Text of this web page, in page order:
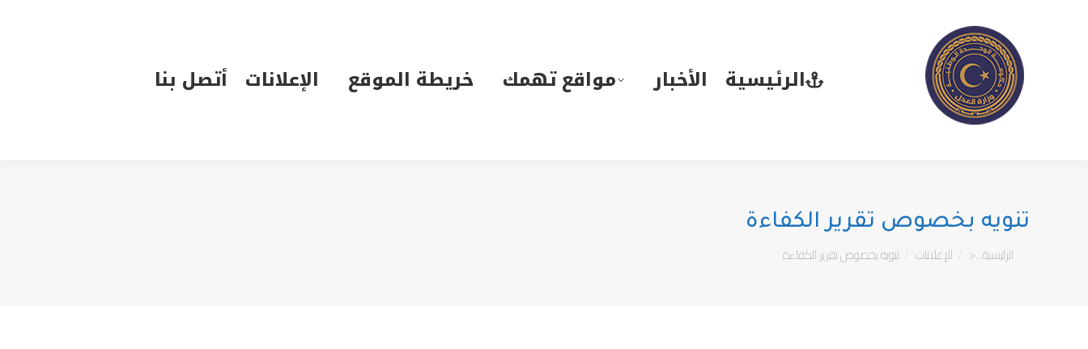
الرئيسية الأخبار مواقع تهمك خريطة الموقع الإعلانات أتصل بنا
تنويه بخصوص تقرير الكفاءة
You are here:
الرئيسية...< الإعلانات تنويه بخصوص تقرير الكفاءة